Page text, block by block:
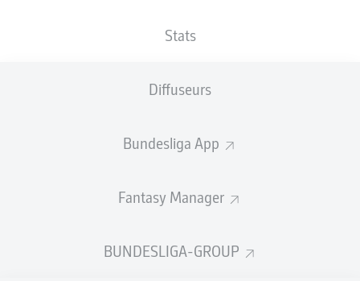
Stats
Diffuseurs
Bundesliga App
Fantasy Manager
BUNDESLIGA-GROUP